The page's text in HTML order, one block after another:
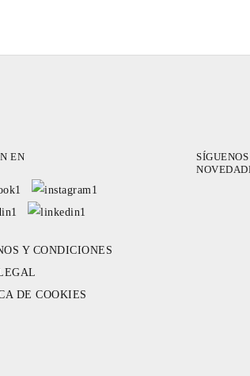
EN
Y CONDICIONES
DE COOKIES